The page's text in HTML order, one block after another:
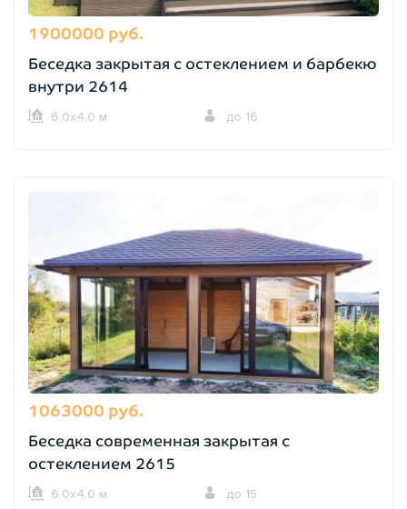
1900000 руб.
Беседка закрытая с остеклением и барбекю
внутри 2614
6,0х4,0 м. до 16
1063000 руб.
Беседка современная закрытая с
остеклением 2615
6,0х4,0 м. до 15